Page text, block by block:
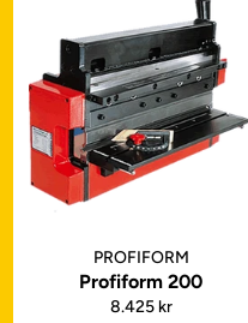
PROFIFORM
Profiform 200
Normalpris
8.425 kr